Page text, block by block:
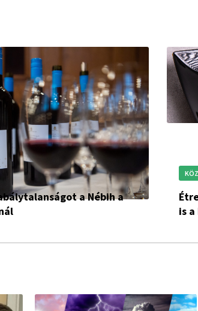
a Nébih a
is a